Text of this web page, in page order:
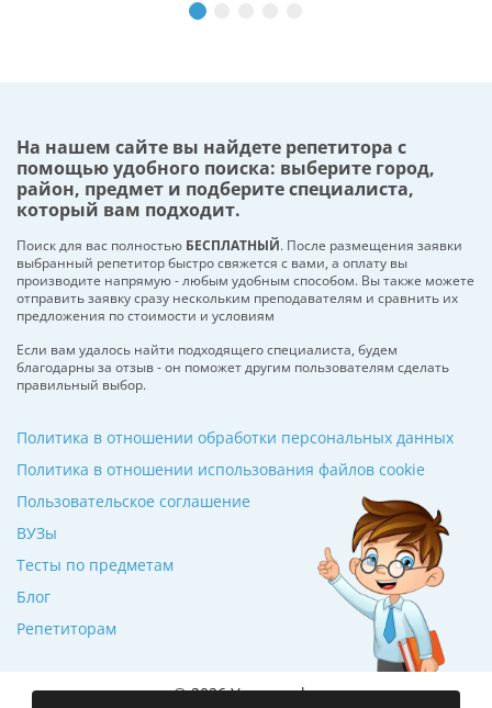
На нашем сайте вы найдете репетитора с
помощью удобного поиска: выберите город,
район, предмет и подберите специалиста,
который вам подходит.
Поиск для вас полностью БЕСПЛАТНЫЙ. После размещения заявки
выбранный репетитор быстро свяжется с вами, а оплату вы
производите напрямую - любым удобным способом. Вы также можете
отправить заявку сразу нескольким преподавателям и сравнить их
предложения по стоимости и условиям
Если вам удалось найти подходящего специалиста, будем
благодарны за отзыв - он поможет другим пользователям сделать
правильный выбор.
ВУЗы
Тесты по предметам
Блог
Репетиторам
Политика в отношении обработки персональных данных
Политика в отношении использования файлов cookie
Пользовательское соглашение
© 2026 Училкин.by